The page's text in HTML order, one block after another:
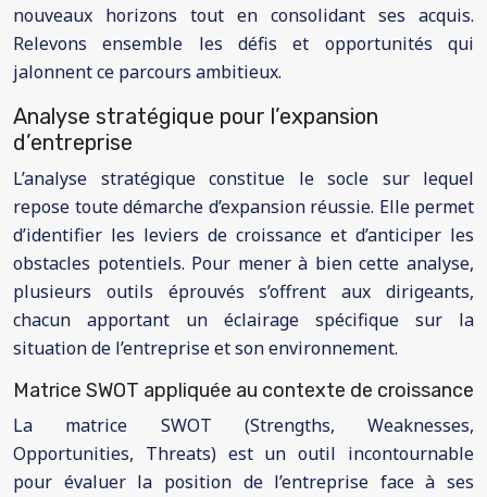
nouveaux horizons tout en consolidant ses acquis.
Relevons ensemble les défis et opportunités qui
jalonnent ce parcours ambitieux.
Analyse stratégique pour l’expansion
d’entreprise
L’analyse stratégique constitue le socle sur lequel
repose toute démarche d’expansion réussie. Elle permet
d’identifier les leviers de croissance et d’anticiper les
obstacles potentiels. Pour mener à bien cette analyse,
plusieurs outils éprouvés s’offrent aux dirigeants,
chacun apportant un éclairage spécifique sur la
situation de l’entreprise et son environnement.
Matrice SWOT appliquée au contexte de croissance
La matrice SWOT (Strengths, Weaknesses,
Opportunities, Threats) est un outil incontournable
pour évaluer la position de l’entreprise face à ses